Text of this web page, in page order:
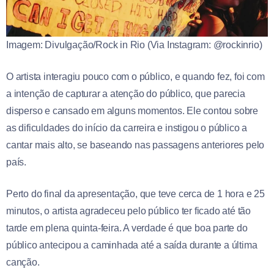
Imagem: Divulgação/Rock in Rio (Via Instagram: @rockinrio)
O artista interagiu pouco com o público, e quando fez, foi com
a intenção de capturar a atenção do público, que parecia
disperso e cansado em alguns momentos. Ele contou sobre
as dificuldades do início da carreira e instigou o público a
cantar mais alto, se baseando nas passagens anteriores pelo
país.
Perto do final da apresentação, que teve cerca de 1 hora e 25
minutos, o artista agradeceu pelo público ter ficado até tão
tarde em plena quinta-feira. A verdade é que boa parte do
público antecipou a caminhada até a saída durante a última
canção.